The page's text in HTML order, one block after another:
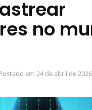
no
em 24 de abril de 2026